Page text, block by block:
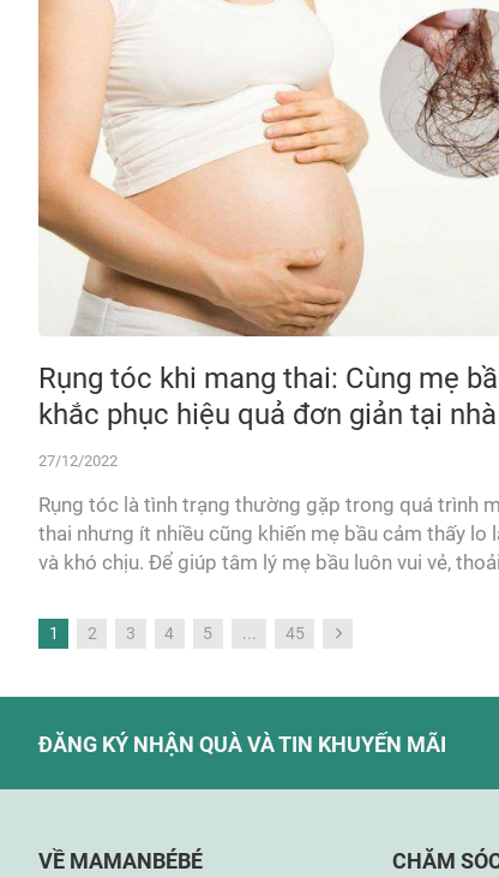
Rụng tóc khi mang thai: Cùng mẹ
khắc phục hiệu quả đơn giản tại nhà
27/12/2022
Rụng tóc là tình trạng thường gặp trong quá trình
thai nhưng ít nhiều cũng khiến mẹ bầu cảm thấy lo
và khó chịu. Để giúp tâm lý mẹ bầu luôn vui vẻ,
nhà giúp mẹ khắc phục tình trạng rụng tóc khi mang
thai...
Trang
Bạn đang đọc trang
1 Trang
2 Trang
3 Trang
4 Trang
5 ... Trang
45
ĐĂNG KÝ NHẬN QUÀ VÀ TIN KHUYẾN MÃI
VỀ MAMANBÉBÉ CHĂM